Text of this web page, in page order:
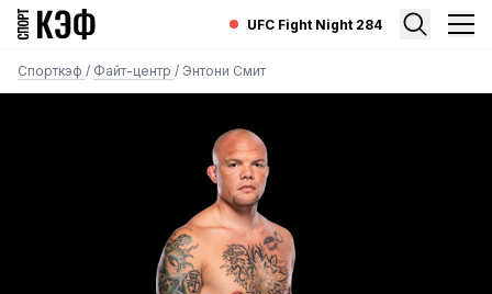
UFC Fight Night 284
Спорткэф / Файт-центр / Энтони Смит